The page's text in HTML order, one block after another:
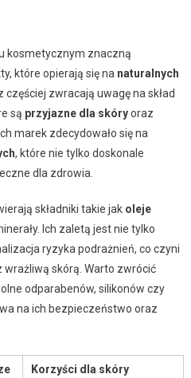
kosmetycznym znaczną
które opierają się na naturalnych
częściej zwracają uwagę na skład
są przyjazne dla skóryoraz
marek zdecydowało się na
, które nie tylko doskonale
dla zdrowia.
składniki takie jak oleje
Ich zaletą jest nie tylko
ryzyka podrażnień, co czyni
skórą. Warto zwrócić
odparabenów, silikonów czy
na ich bezpieczeństwo oraz
Korzyści dla skóry